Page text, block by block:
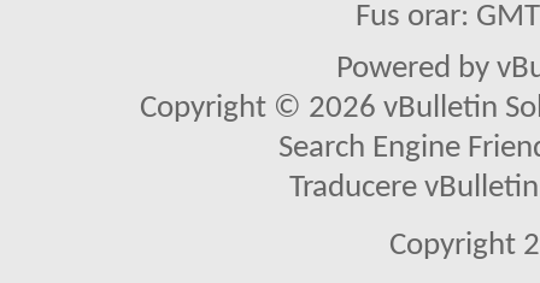
Fus orar:
Powered by
Copyright © 2026 vBulletin
Search Engine
Traducere
Copyright